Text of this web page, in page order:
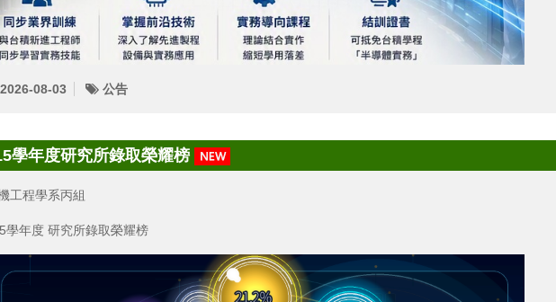
08-03 公告
學年度研究所錄取榮耀榜
工程學系丙組
學年度 研究所錄取榮耀榜